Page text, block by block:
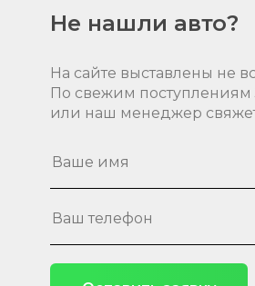
Не нашли авто?
На сайте выставлены не
По свежим
или наш менеджер